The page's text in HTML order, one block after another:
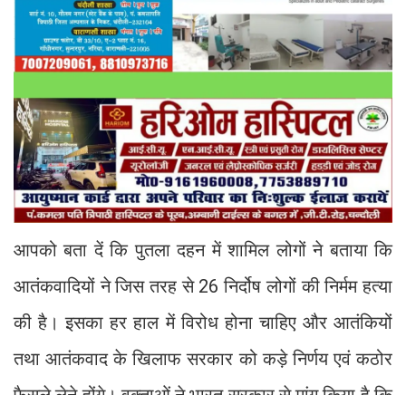
आपको बता दें कि पुतला दहन में शामिल लोगों ने बताया कि
आतंकवादियों ने जिस तरह से 26 निर्दोष लोगों की निर्मम हत्या
की है। इसका हर हाल में विरोध होना चाहिए और आतंकियों
तथा आतंकवाद के खिलाफ सरकार को कड़े निर्णय एवं कठोर